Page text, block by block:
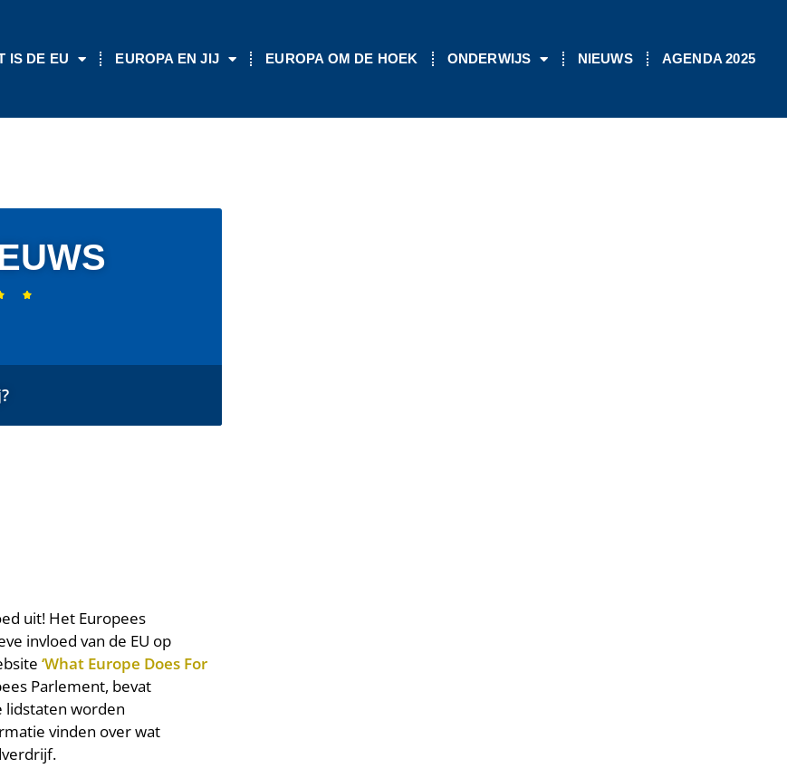
IS DE EU EUROPA EN JIJ EUROPA OM DE HOEK ONDERWIJS NIEUWS AGENDA 2025

uit! Het Europees
invloed van de EU op
‘What Europe Does For
Parlement, bevat
lidstaten worden
vinden over wat